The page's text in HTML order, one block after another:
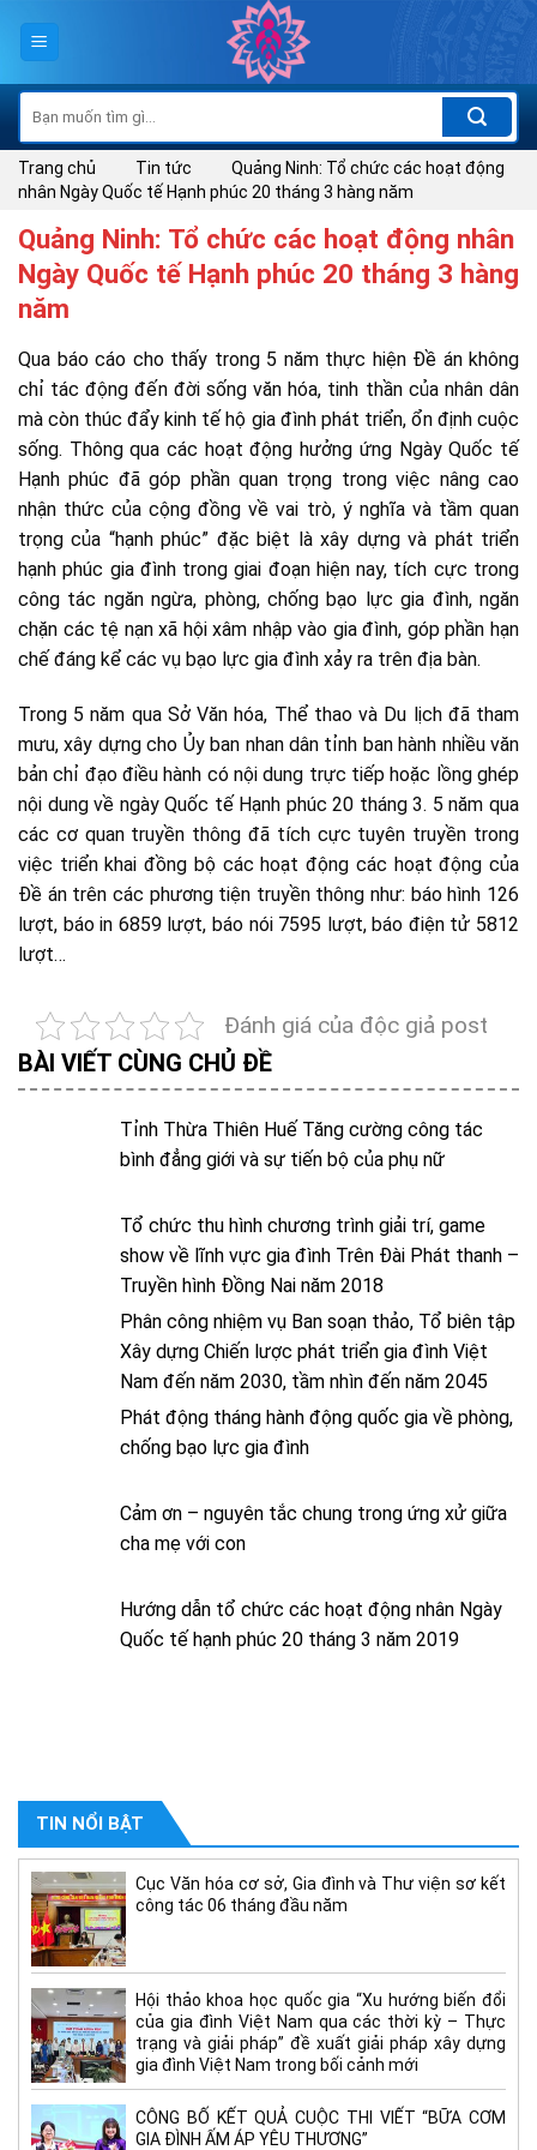
kiếm:
Trang chủ Tin tức
Quảng Ninh: Tổ chức các hoạt động
nhân Ngày Quốc tế Hạnh phúc 20 tháng 3 hàng năm
Quảng Ninh: Tổ chức các hoạt động nhân
Ngày Quốc tế Hạnh phúc 20 tháng 3 hàng
năm
Qua báo cáo cho thấy trong 5 năm thực hiện Đề án không
chỉ tác động đến đời sống văn hóa, tinh thần của nhân dân
mà còn thúc đẩy kinh tế hộ gia đình phát triển, ổn định cuộc
sống. Thông qua các hoạt động hưởng ứng Ngày Quốc tế
Hạnh phúc đã góp phần quan trọng trong việc nâng cao
nhận thức của cộng đồng về vai trò, ý nghĩa và tầm quan
trọng của “hạnh phúc” đặc biệt là xây dựng và phát triển
hạnh phúc gia đình trong giai đoạn hiện nay, tích cực trong
công tác ngăn ngừa, phòng, chống bạo lực gia đình, ngăn
chặn các tệ nạn xã hội xâm nhập vào gia đình, góp phần hạn
chế đáng kể các vụ bạo lực gia đình xảy ra trên địa bàn.
Trong 5 năm qua Sở Văn hóa, Thể thao và Du lịch đã tham
mưu, xây dựng cho Ủy ban nhan dân tỉnh ban hành nhiều văn
bản chỉ đạo điều hành có nội dung trực tiếp hoặc lồng ghép
nội dung về ngày Quốc tế Hạnh phúc 20 tháng 3. 5 năm qua
các cơ quan truyền thông đã tích cực tuyên truyền trong
việc triển khai đồng bộ các hoạt động các hoạt động của
Đề án trên các phương tiện truyền thông như: báo hình 126
lượt, báo in 6859 lượt, báo nói 7595 lượt, báo điện tử 5812
lượt…
Đánh giá của độc giả post
BÀI VIẾT CÙNG CHỦ ĐỀ
Tỉnh Thừa Thiên Huế Tăng cường công tác
bình đẳng giới và sự tiến bộ của phụ nữ
Tổ chức thu hình chương trình giải trí, game
show về lĩnh vực gia đình Trên Đài Phát thanh –
Truyền hình Đồng Nai năm 2018
Phân công nhiệm vụ Ban soạn thảo, Tổ biên tập
Xây dựng Chiến lược phát triển gia đình Việt
Nam đến năm 2030, tầm nhìn đến năm 2045
Phát động tháng hành động quốc gia về phòng,
chống bạo lực gia đình
Cảm ơn – nguyên tắc chung trong ứng xử giữa
cha mẹ với con
Hướng dẫn tổ chức các hoạt động nhân Ngày
Quốc tế hạnh phúc 20 tháng 3 năm 2019
TIN NỔI BẬT
Cục Văn hóa cơ sở, Gia đình và Thư viện sơ kết
công tác 06 tháng đầu năm
Hội thảo khoa học quốc gia “Xu hướng biến đổi
của gia đình Việt Nam qua các thời kỳ – Thực
trạng và giải pháp” đề xuất giải pháp xây dựng
gia đình Việt Nam trong bối cảnh mới
CÔNG BỐ KẾT QUẢ CUỘC THI VIẾT “BỮA CƠM
GIA ĐÌNH ẤM ÁP YÊU THƯƠNG”